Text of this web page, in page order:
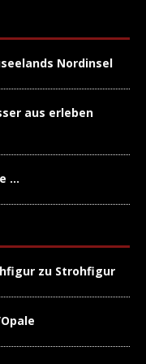
Nordinsel
aus erleben
…
zu Strohfigur